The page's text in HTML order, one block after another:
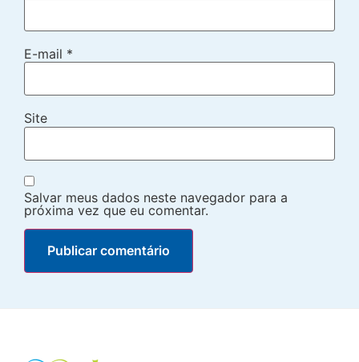
E-mail *
Site
Salvar meus dados neste navegador para a
próxima vez que eu comentar.